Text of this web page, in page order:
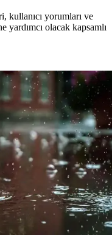
kullanıcı yorumları ve
yardımcı olacak kapsamlı